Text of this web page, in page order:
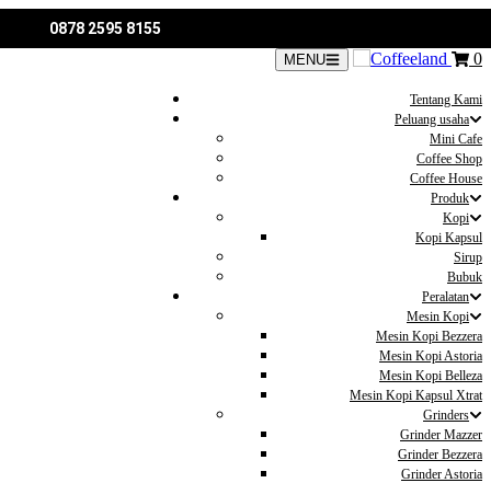
0878 2595 8155
MENU 0
Tentang Kami
Peluang usaha
Mini Cafe
Coffee Shop
Coffee House
Produk
Kopi
Kopi Kapsul
Sirup
Bubuk
Peralatan
Mesin Kopi
Mesin Kopi Bezzera
Mesin Kopi Astoria
Mesin Kopi Belleza
Mesin Kopi Kapsul Xtrat
Grinders
Grinder Mazzer
Grinder Bezzera
Grinder Astoria